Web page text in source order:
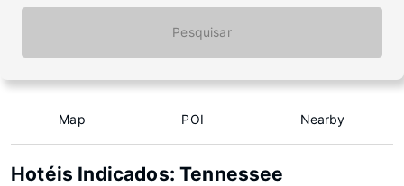
Pesquisar
Map POI Nearby
Hotéis Indicados: Tennessee